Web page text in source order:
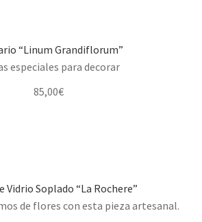
“Linum Grandiflorum”
especiales para decorar
85,00€
Vidrio Soplado “La Rochere”
de flores con esta pieza artesanal.